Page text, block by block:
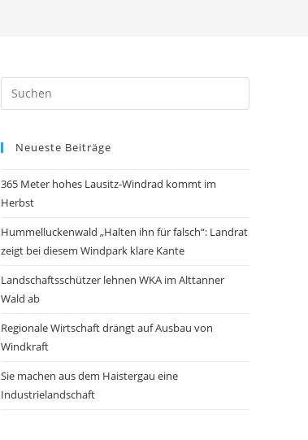
Neueste Beiträge
365 Meter hohes Lausitz-Windrad kommt im
Herbst
Hummelluckenwald „Halten ihn für falsch“: Landrat
zeigt bei diesem Windpark klare Kante
Landschaftsschützer lehnen WKA im Alttanner
Wald ab
Regionale Wirtschaft drängt auf Ausbau von
Windkraft
Sie machen aus dem Haistergau eine
Industrielandschaft